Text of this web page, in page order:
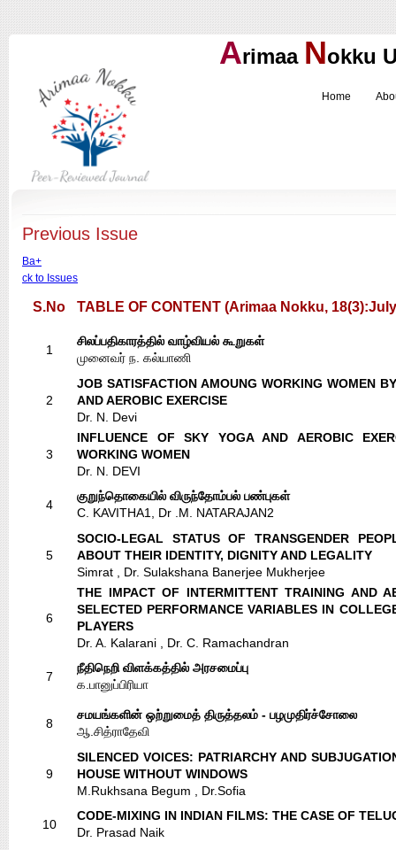
Arimaa Nokku
Home
Previous Issue
Ba+
ck to Issues
S.No TABLE OF CONTENT (Arimaa Nokku,
1
சிலப்பதிகாரத்தில் வாழ்வியல் கூறுகள்
முனைவர் ந. கல்யாணி
2
JOB SATISFACTION AMOUNG WORKING WOMEN
AND AEROBIC EXERCISE
Dr. N. Devi
3
INFLUENCE OF SKY YOGA AND AEROBIC
WORKING WOMEN
Dr. N. DEVI
4
குறுந்தொகையில் விருந்தோம்பல் பண்புகள்
C. KAVITHA1, Dr .M. NATARAJAN2
5
SOCIO-LEGAL STATUS OF TRANSGENDER
ABOUT THEIR IDENTITY, DIGNITY AND LEGALITY
Simrat , Dr. Sulakshana Banerjee Mukherjee
6
THE IMPACT OF INTERMITTENT TRAINING AND
SELECTED PERFORMANCE VARIABLES IN
PLAYERS
Dr. A. Kalarani , Dr. C. Ramachandran
7
நீதிநெறி விளக்கத்தில் அரசமைப்பு
க.பானுப்பிரியா
8
சமயங்களின் ஒற்றுமைத் திருத்தலம் - பழமுதிர்ச்சோலை
ஆ.சித்ராதேவி
9
SILENCED VOICES: PATRIARCHY AND
HOUSE WITHOUT WINDOWS
M.Rukhsana Begum , Dr.Sofia
10
CODE-MIXING IN INDIAN FILMS: THE CASE OF
Dr. Prasad Naik